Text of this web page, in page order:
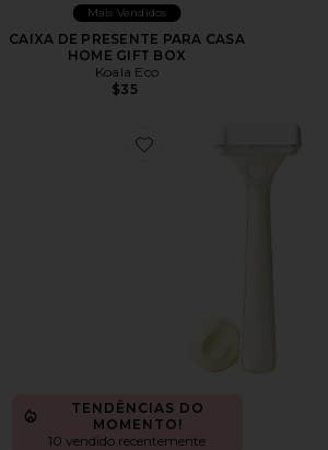
Mais Vendidos
CAIXA DE PRESENTE PARA CASA
HOME GIFT BOX
Koala Eco
$35
Favorite LÂMINA BODY
TENDÊNCIAS DO
MOMENTO!
10 vendido recentemente